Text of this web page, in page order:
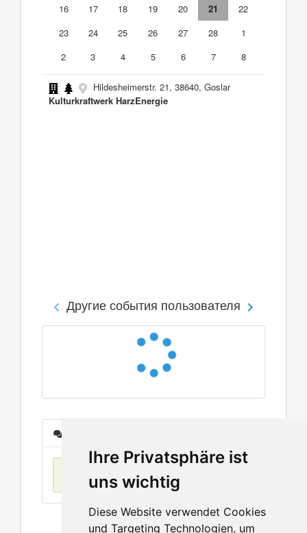
Ihre Privatsphäre ist
uns wichtig
Diese Website verwendet Cookies
und Targeting Technologien, um
16
17 18 19 20 21
22
23
24 25 26 27 28
1
2
3 4 5 6 7 8
Hildesheimerstr. 21, 38640, Goslar
Kulturkraftwerk HarzEnergie
Другие события пользователя